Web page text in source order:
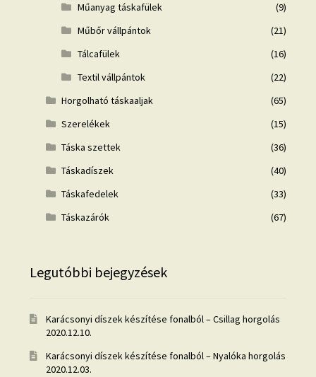
Műanyag táskafülek
(9)
Műbőr vállpántok
(21)
Tálcafülek
(16)
Textil vállpántok
(22)
Horgolható táskaaljak
(65)
Szerelékek
(15)
Táska szettek
(36)
Táskadíszek
(40)
Táskafedelek
(33)
Táskazárók
(67)
Legutóbbi bejegyzések
Karácsonyi díszek készítése fonalból – Csillag horgolás
2020.12.10.
Karácsonyi díszek készítése fonalból – Nyalóka horgolás
2020.12.03.